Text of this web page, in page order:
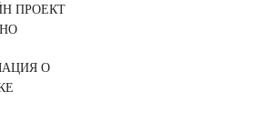
ПРОЕКТ
О